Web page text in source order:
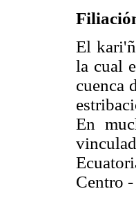
El
la cual
cuenca
En
Centro